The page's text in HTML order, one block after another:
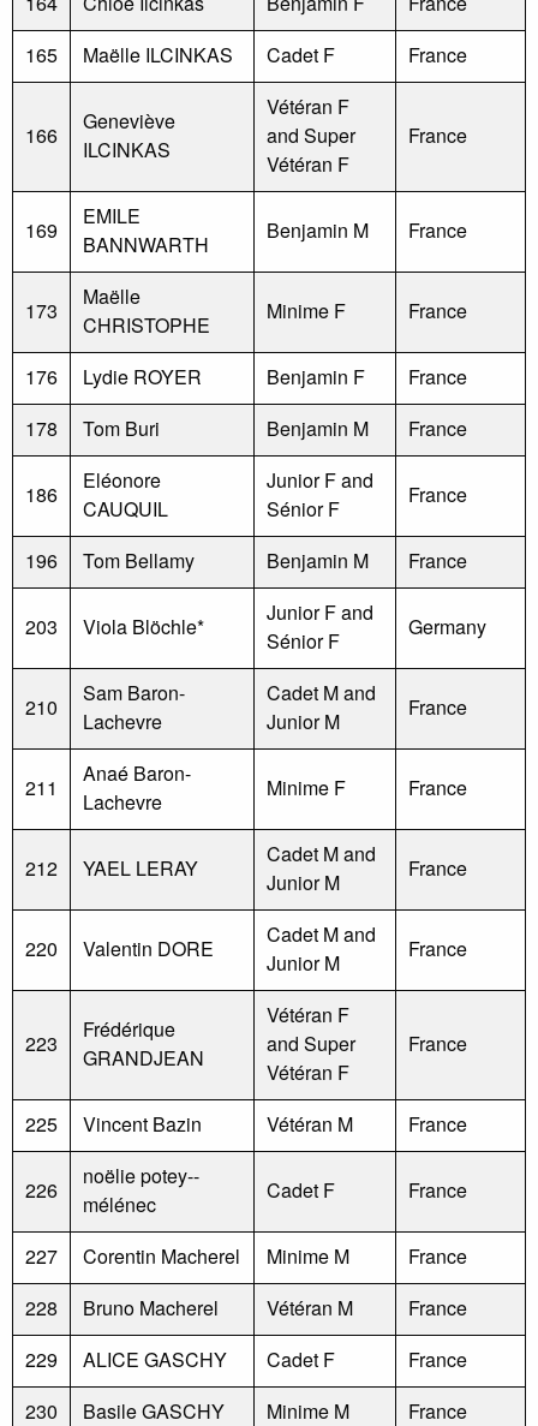
165
Maëlle ILCINKAS Cadet F France
166
Geneviève
ILCINKAS
Vétéran F
and Super
Vétéran F
France
169
EMILE
BANNWARTH
Benjamin M France
173
Maëlle
CHRISTOPHE
Minime F France
176 Lydie ROYER Benjamin F
France
178
Tom Buri Benjamin M France
186
Eléonore
CAUQUIL
Junior F and
Sénior F
France
196 Tom Bellamy Benjamin M France
203 Viola Blöchle*
Junior F and
Sénior F
Germany
210
Sam Baron-
Lachevre
Cadet M and
Junior M
France
211
Anaé Baron-
Lachevre
Minime F France
212 YAEL LERAY
Cadet M and
Junior M
France
220 Valentin DORE
Cadet M and
Junior M
France
223
Frédérique
GRANDJEAN
Vétéran F
and Super
Vétéran F
France
225 Vincent Bazin Vétéran M France
226
noëlie potey--
mélénec
Cadet F France
227 Corentin Macherel Minime M
France
228
Bruno Macherel Vétéran M
France
229
ALICE GASCHY Cadet F
France
230
Basile GASCHY Minime M
France